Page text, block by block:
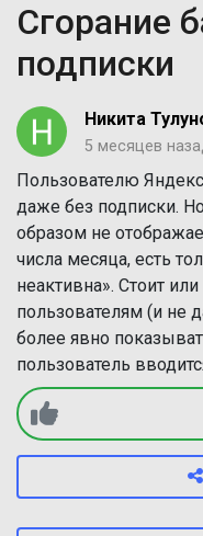
Сгорание
подписки
Никита
5 месяцев
Пользователю
даже без подписки.
образом не
числа месяца, есть
неактивна». Стоит
пользователям (и не
более явно
пользователь